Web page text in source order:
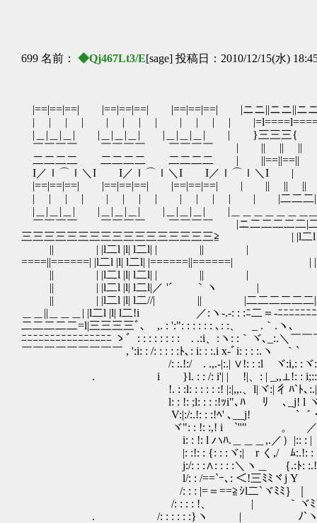
699 名前： ◆Qj467Lt3/E[sage] 投稿日：2010/12/15(水)
|==|==|==| |==|==|==| |==|==|==| |ニニ||ニニ||ニニ||
| | | | | | | | | | | |
|＿|＿|＿| |＿|＿|＿| |＿|＿|＿| | }三三三
￣￣￣￣ ￣￣￣￣ ￣￣￣￣ |
二二二二 二二二二 二二二二 | ||==||==||
I／ｌ⌒ｌ＼I I／ｌ⌒ｌ＼I I／ｌ
|==|==|==| |==|==|==| |==|==|==| |
| | | | | | | | | | | | | |二二二| |
|＿|＿|＿| |＿|＿|＿| |＿|＿|＿| |＿＿＿＿＿＿＿
￣￣￣￣ ￣￣￣￣ ￣￣￣￣ |ニ二二二二二|二二
三三三三三三三三三三三三三三三三三
|| | |l二l |l| l二l| | || | | |l
====||======| |l二l |l| l二l|
|| | |l二l |l| l二l| | || | | |l
|| | |l二l |l| l二l|／ '´ ｀ヽ |
|| | |l二l |l| l二//| || |二二二二二二|三三三
＿＿||＿＿＿| |l二l |l| l二!i ／:ヽ-.‐: : :ﾆ二＝‐ﾆﾆﾆﾆﾆﾆﾆﾆ
二二二二二=l|三三三三ﾞ､ ,. :
ﾆﾆﾆﾆﾆﾆﾆﾆﾆﾆﾆﾆﾆﾆﾆﾆ ゝ゛: : : : : : : : . .:i、:ヽ: :｀ヾ､_:.＼￣
￣￣￣￣￣￣￣￣￣ , ':i: : /: : : : :ﾄ､: i: : :.i x-ﾞi: : : :.ヽ ｀`
/: :.!:/ . .,.-|:.| ∨!: : :l ヾ:i,: :ヾ:. ｀､ f´￣
. i }l. : : /: i'| | !|、: | _,,⊥!: : i;::: :｀､ .
!. : :l: : : : : :! |:|,,.、l|ヾ:| 彳ﾊ`ﾄ､:.|｀
l: : !: ;l: : : :!ｯi"､ﾊ ﾘ ､_j! l ヾ! ヾ ._乂＿
V:|:/:.!: : :!ﾍ' ､__j! `゛ ･
ヾ": : !: :,! i `''" 。 ／
i: : !: l ハﾊ.＿＿＿,.／）|:: : |
|: :!: : {: : :ヾ;| r く,/ ﾑ:.!: :
j:/: : :∧: : : :＼ヽ＿ ｛.:ﾄ: :.!
l/: : /==`ｰ､: ＜!三ﾐﾐヾj Υ
/: : : |=＝==≧ｼl二`ヾﾐﾐ｝｜
/: : : : !、 | ｀ヾﾐ! !
. /: : : : : :}ヽ | ﾉ`ヽ｀